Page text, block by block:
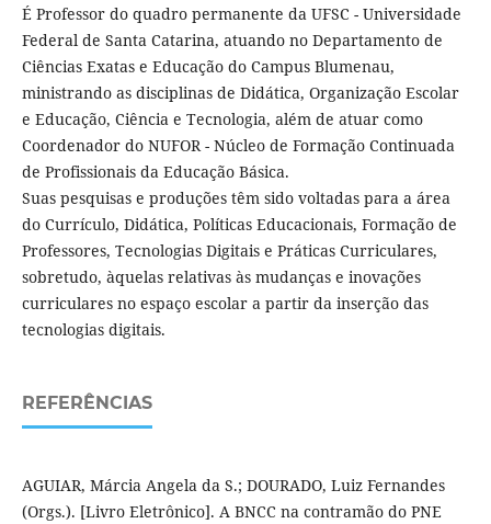
É Professor do quadro permanente da UFSC - Universidade
Federal de Santa Catarina, atuando no Departamento de
Ciências Exatas e Educação do Campus Blumenau,
ministrando as disciplinas de Didática, Organização Escolar
e Educação, Ciência e Tecnologia, além de atuar como
Coordenador do NUFOR - Núcleo de Formação Continuada
de Profissionais da Educação Básica.
Suas pesquisas e produções têm sido voltadas para a área
do Currículo, Didática, Políticas Educacionais, Formação de
Professores, Tecnologias Digitais e Práticas Curriculares,
sobretudo, àquelas relativas às mudanças e inovações
curriculares no espaço escolar a partir da inserção das
tecnologias digitais.
REFERÊNCIAS
AGUIAR, Márcia Angela da S.; DOURADO, Luiz Fernandes
(Orgs.). [Livro Eletrônico]. A BNCC na contramão do PNE